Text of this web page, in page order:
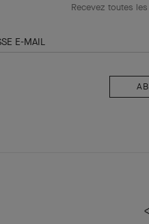
Recevez toutes
E-MAIL
vous